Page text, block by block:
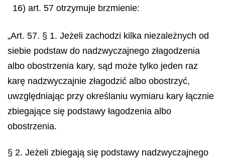
16) art. 57 otrzymuje brzmienie:
„Art. 57. § 1. Jeżeli zachodzi kilka niezależnych od
siebie podstaw do nadzwyczajnego złagodzenia
albo obostrzenia kary, sąd może tylko jeden raz
karę nadzwyczajnie złagodzić albo obostrzyć,
uwzględniając przy określaniu wymiaru kary łącznie
zbiegające się podstawy łagodzenia albo
obostrzenia.
§ 2. Jeżeli zbiegają się podstawy nadzwyczajnego